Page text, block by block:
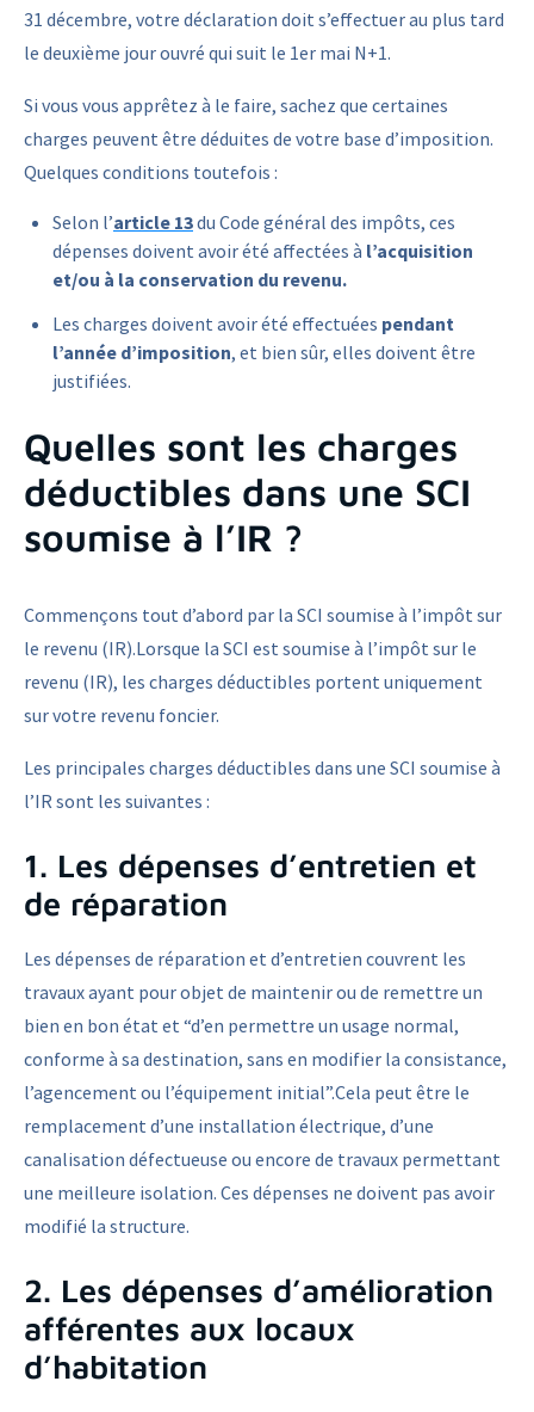
31 décembre, votre déclaration doit s’effectuer au plus tard
le deuxième jour ouvré qui suit le 1er mai N+1.
Si vous vous apprêtez à le faire, sachez que certaines
charges peuvent être déduites de votre base d’imposition.
Quelques conditions toutefois :
Selon l’article 13du Code général des impôts, ces
dépenses doivent avoir été affectées à l’acquisition
et/ou à la conservation du revenu.
Les charges doivent avoir été effectuées pendant
l’année d’imposition, et bien sûr, elles doivent être
justifiées.
Quelles sont les charges
déductibles dans une SCI
soumise à l’IR ?
Commençons tout d’abord par la SCI soumise à l’impôt sur
le revenu (IR).Lorsque la SCI est soumise à l’impôt sur le
revenu (IR), les charges déductibles portent uniquement
sur votre revenu foncier.
Les principales charges déductibles dans une SCI soumise à
l’IR sont les suivantes :
1. Les dépenses d’entretien et
de réparation
Les dépenses de réparation et d’entretien couvrent les
travaux ayant pour objet de maintenir ou de remettre un
bien en bon état et “d’en permettre un usage normal,
conforme à sa destination, sans en modifier la consistance,
l’agencement ou l’équipement initial”.Cela peut être le
remplacement d’une installation électrique, d’une
canalisation défectueuse ou encore de travaux permettant
une meilleure isolation. Ces dépenses ne doivent pas avoir
modifié la structure.
2. Les dépenses d’amélioration
afférentes aux locaux
d’habitation